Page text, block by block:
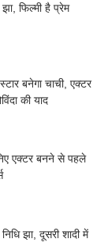
फिल्मी है प्रेम
बनेगा चाची, एक्टर
की याद
एक्टर बनने से पहले
झा, दूसरी शादी में